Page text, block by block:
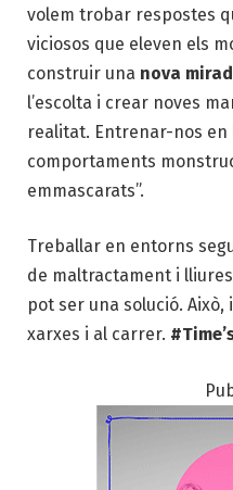
volem trobar respostes
viciosos que eleven els
construir una nova
l’escolta i crear noves
realitat. Entrenar-nos en
comportaments
emmascarats”.
Treballar en entorns
de maltractament i
pot ser una solució.
xarxes i al carrer.